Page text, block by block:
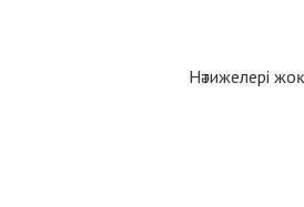
Нәтижелері